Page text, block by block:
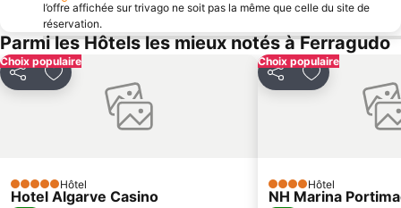
Marina de Albufeira
Ferreiras
da Luz
Gare ferroviaire de Lagos
Lagoas
De Vilamoura
Baiona Beach
Plage de Camilo
Plage de Dona Ana
Alemães Beach
Praia da Rocha Baixinha
l’offre affichée sur trivago ne soit pas la même que celle du site de
réservation.
Parmi les Hôtels les mieux notés à Ferragudo
Choix populaire
PartagerAjouter à mes favoris
5 ÉtoilesHôtel
Hotel Algarve Casino
Choix populaire
PartagerAjouter à
4 ÉtoilesHôtel
NH Marina